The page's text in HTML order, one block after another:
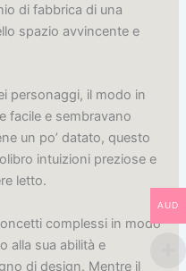
di fabbrica di una
spazio avvincente e
personaggi, il modo in
facile e sembravano
un po’ datato, questo
intuizioni preziose e
letto.
complessi in modo
alla sua abilità e
di design. Mentre il
AUD